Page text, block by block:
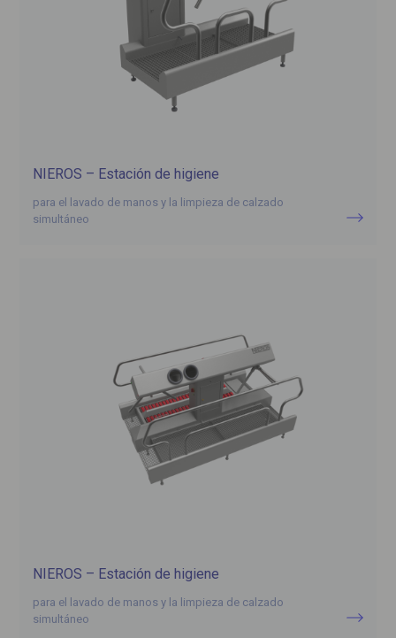
NIEROS – Estación de higiene
para el lavado de manos y la limpieza de calzado
simultáneo
NIEROS – Estación de higiene
para el lavado de manos y la limpieza de calzado
simultáneo